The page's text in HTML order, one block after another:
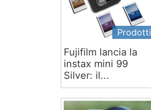
Prodotti
Fujifilm lancia la
instax mini 99
Silver: il...